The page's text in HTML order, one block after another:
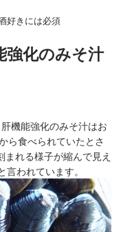
好きには必須
強化のみそ汁
機能強化のみそ汁はお
ら食べられていたとさ
れる様子が縮んで見え
われています。